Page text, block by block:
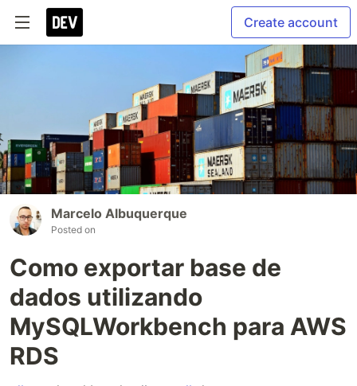
Create account
Marcelo Albuquerque
Posted on
Como exportar base de
dados utilizando
MySQLWorkbench para AWS
RDS